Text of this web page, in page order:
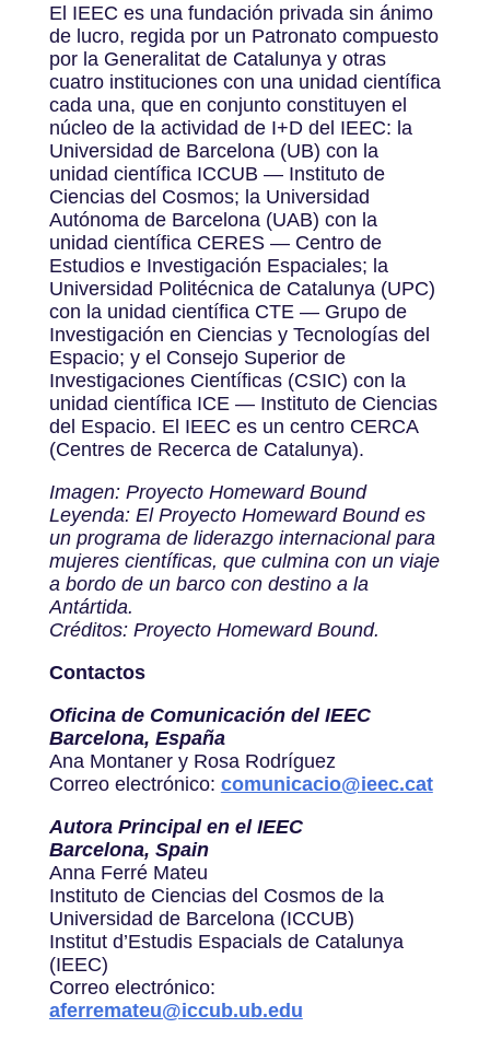
El IEEC es una fundación privada sin ánimo
de lucro, regida por un Patronato compuesto
por la Generalitat de Catalunya y otras
cuatro instituciones con una unidad científica
cada una, que en conjunto constituyen el
núcleo de la actividad de I+D del IEEC: la
Universidad de Barcelona (UB) con la
unidad científica ICCUB — Instituto de
Ciencias del Cosmos; la Universidad
Autónoma de Barcelona (UAB) con la
unidad científica CERES — Centro de
Estudios e Investigación Espaciales; la
Universidad Politécnica de Catalunya (UPC)
con la unidad científica CTE — Grupo de
Investigación en Ciencias y Tecnologías del
Espacio; y el Consejo Superior de
Investigaciones Científicas (CSIC) con la
unidad científica ICE — Instituto de Ciencias
del Espacio. El IEEC es un centro CERCA
(Centres de Recerca de Catalunya).
Imagen: Proyecto Homeward Bound
Leyenda: El Proyecto Homeward Bound es
un programa de liderazgo internacional para
mujeres científicas, que culmina con un viaje
a bordo de un barco con destino a la
Antártida.
Créditos: Proyecto Homeward Bound.
Contactos
Oficina de Comunicación del IEEC
Barcelona, España
Ana Montaner y Rosa Rodríguez
Correo electrónico: comunicacio@ieec.cat
Autora Principal en el IEEC
Barcelona, Spain
Anna Ferré Mateu
Instituto de Ciencias del Cosmos de la
Universidad de Barcelona (ICCUB)
Institut d’Estudis Espacials de Catalunya
(IEEC)
Correo electrónico:
aferremateu@iccub.ub.edu